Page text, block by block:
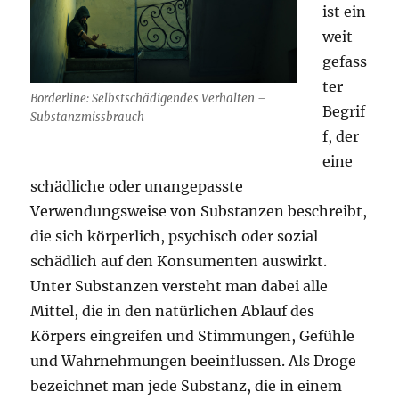
Borderline: Selbstschädigendes Verhalten –
Substanzmissbrauch
ist ein
weit
gefass
ter
Begrif
f, der
eine
schädliche oder unangepasste
Verwendungsweise von Substanzen beschreibt,
die sich körperlich, psychisch oder sozial
schädlich auf den Konsumenten auswirkt.
Unter Substanzen versteht man dabei alle
Mittel, die in den natürlichen Ablauf des
Körpers eingreifen und Stimmungen, Gefühle
und Wahrnehmungen beeinflussen. Als Droge
bezeichnet man jede Substanz, die in einem